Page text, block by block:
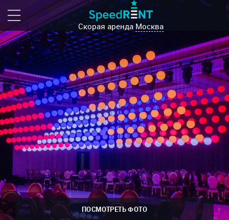
Скорая арендаМосква
ПОСМОТРЕТЬ ФОТО